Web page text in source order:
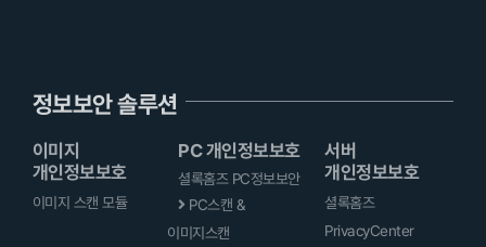
정보보안 솔루션
이미지
개인정보보호
이미지 스캔 모듈
PC 개인정보보호
셜록홈즈 PC정보보안
PC스캔 &
이미지스캔
서버
개인정보보호
셜록홈즈
PrivacyCenter